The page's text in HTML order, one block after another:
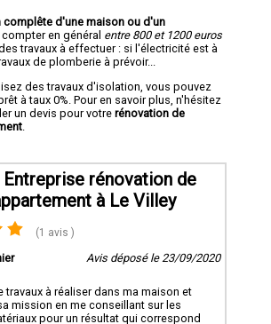
complête d'une maison ou d'un
compter en général entre 800 et 1200 euros
travaux à effectuer : si l'électricité est à
de plomberie à prévoir...
des travaux d'isolation, vous pouvez
à taux 0%. Pour en savoir plus, n'hésitez
un devis pour votre rénovation de
Entreprise rénovation de
à Le Villey
(1 avis )
Avis déposé le 23/09/2020
à réaliser dans ma maison et
mission en me conseillant sur les
pour un résultat qui correspond